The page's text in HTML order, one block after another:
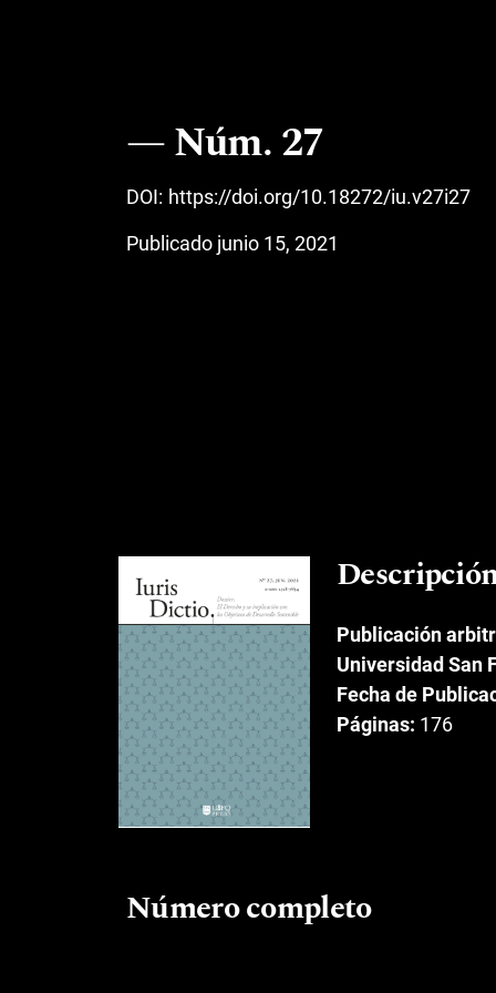
Núm. 27
DOI: https://doi.org/10.18272/iu.v27i27
Publicado junio 15, 2021
Publicación
Universidad San
Fecha de
Páginas: 176
Número completo